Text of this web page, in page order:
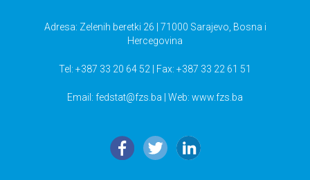
Adresa: Zelenih beretki 26 | 71000 Sarajevo, Bosna i
Hercegovina
Tel: +387 33 20 64 52 | Fax: +387 33 22 61 51
Email: fedstat@fzs.ba | Web: www.fzs.ba